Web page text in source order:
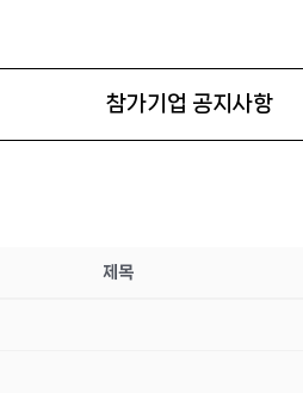
참가기업 공지사항
제목